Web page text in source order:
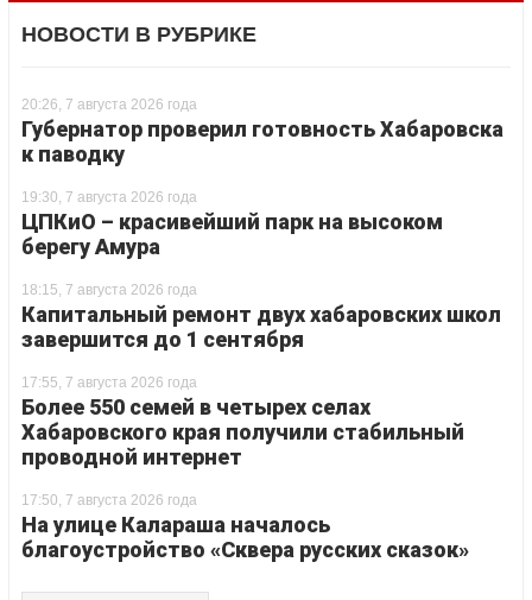
НОВОСТИ В РУБРИКЕ
20:26, 7 августа 2026 года
Губернатор проверил готовность Хабаровска
к паводку
19:30, 7 августа 2026 года
ЦПКиО – красивейший парк на высоком
берегу Амура
18:15, 7 августа 2026 года
Капитальный ремонт двух хабаровских школ
завершится до 1 сентября
17:55, 7 августа 2026 года
Более 550 семей в четырех селах
Хабаровского края получили стабильный
проводной интернет
17:50, 7 августа 2026 года
На улице Калараша началось
благоустройство «Сквера русских сказок»